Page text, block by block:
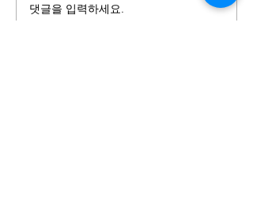
[강연] 레스토랑 그로잉업
댓글을 입력하세요.